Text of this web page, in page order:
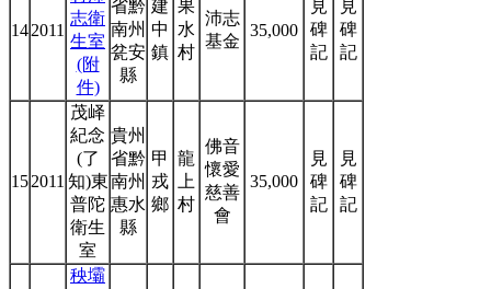
142011
志衛
生室
(附
件)
省黔
南州
瓫安
縣
建
中
鎮
果
水
村
沛志
基金
35,000
見
碑
記
見
碑
記
152011
茂峄
紀念
(了
知)東
普陀
衛生
室
貴州
省黔
南州
惠水
縣
甲
戎
鄉
龍
上
村
佛音
懷愛
慈善
會
35,000
見
碑
記
見
碑
記
秧壩